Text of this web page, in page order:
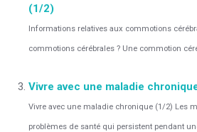
(1/2)
Informations relatives aux commotions
commotions cérébrales ? Une commotion
Vivre avec une maladie
Vivre avec une maladie chronique (1/2) Les
problèmes de santé qui persistent pendant